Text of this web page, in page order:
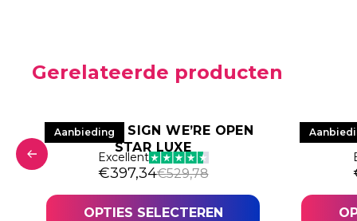
Gerelateerde producten
€578,82.
Aanbieding
LED NEON SIGN WE’RE OPEN
STAR LUXE
Excellent
€529,78
Oorspronkelijke prijs was: €529,78.
€397,34
Huidige prijs is: €397,34.
OPTIES SELECTEREN
LED